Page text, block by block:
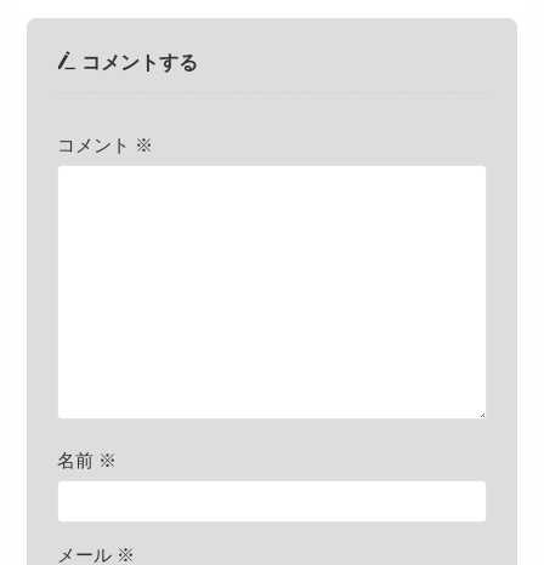
コメントする
コメント ※
名前 ※
メール ※